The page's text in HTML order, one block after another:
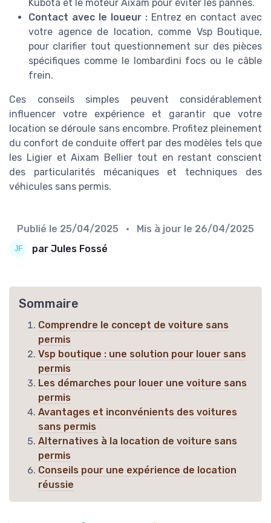
Kubota et le moteur Aixam pour éviter les pannes.
Contact avec le loueur : Entrez en contact avec
votre agence de location, comme Vsp Boutique,
pour clarifier tout questionnement sur des pièces
spécifiques comme le lombardini focs ou le câble
frein.
Ces conseils simples peuvent considérablement
influencer votre expérience et garantir que votre
location se déroule sans encombre. Profitez pleinement
du confort de conduite offert par des modèles tels que
les Ligier et Aixam Bellier tout en restant conscient
des particularités mécaniques et techniques des
véhicules sans permis.
Publié le 25/04/2025 • Mis à jour le 26/04/2025
par Jules Fossé
Sommaire
Comprendre le concept de voiture sans
permis
Vsp boutique : une solution pour louer sans
permis
Les démarches pour louer une voiture sans
permis
Avantages et inconvénients des voitures
sans permis
Alternatives à la location de voiture sans
permis
Conseils pour une expérience de location
réussie